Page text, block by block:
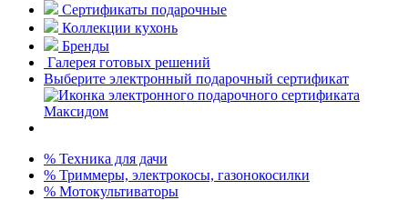
Сертификаты подарочные
Коллекции кухонь
Бренды
Галерея готовых решений
Выберите электронный подарочный сертификат
% Техника для дачи
% Триммеры, электрокосы, газонокосилки
% Мотокультиваторы